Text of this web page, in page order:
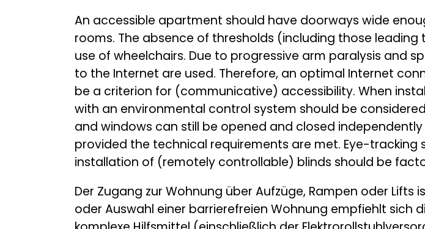
An accessible apartment should have doorways wide
rooms. The absence of thresholds (including those
use of wheelchairs. Due to progressive arm paralysis and
to the Internet are used. Therefore, an optimal Internet
be a criterion for (communicative) accessibility. When
with an environmental control system should be
and windows can still be opened and closed
provided the technical requirements are met. Eye-
installation of (remotely controllable) blinds should be
Der Zugang zur Wohnung über Aufzüge, Rampen oder Lifts
oder Auswahl einer barrierefreien Wohnung empfiehlt sich